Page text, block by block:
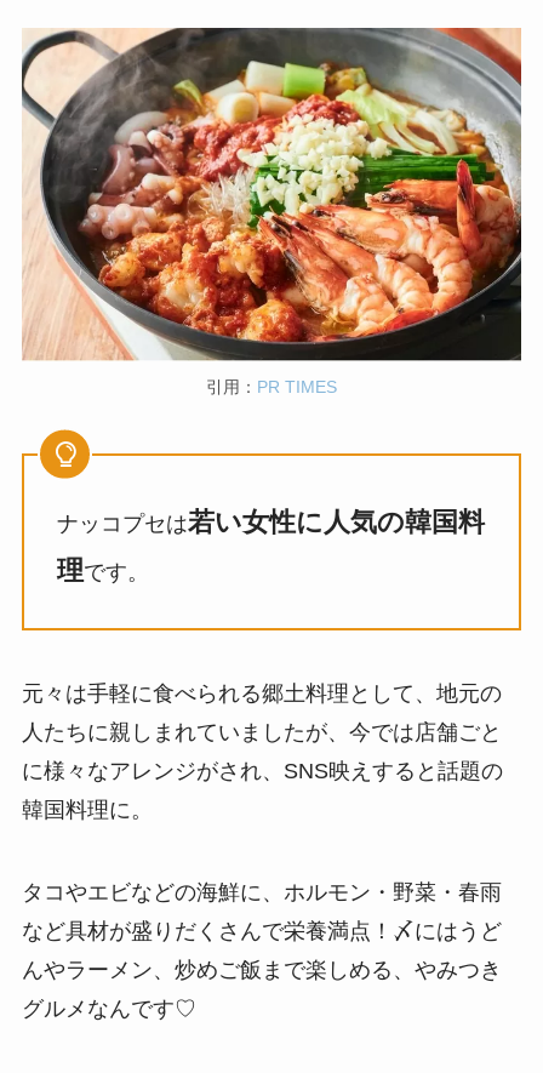
引用： PR TIMES
ナッコプセは若い女性に人気の韓国料
理です。
元々は手軽に食べられる郷土料理として、地元の
人たちに親しまれていましたが、今では店舗ごと
に様々なアレンジがされ、SNS映えすると話題の
韓国料理に。
タコやエビなどの海鮮に、ホルモン・野菜・春雨
など具材が盛りだくさんで栄養満点！〆にはうど
んやラーメン、炒めご飯まで楽しめる、やみつき
グルメなんです♡